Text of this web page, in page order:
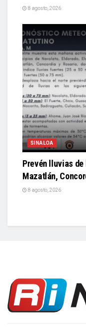
8 agosto, 2026
SINALOA
Prevén lluvias
Mazatlán,
8 agosto, 2026